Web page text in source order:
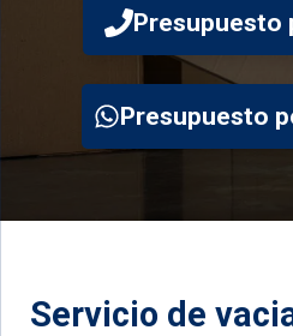
Presupuesto
Presupuesto
Servicio de